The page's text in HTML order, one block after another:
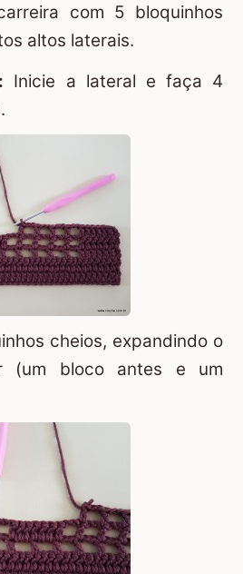
com 5 bloquinhos
altos laterais.
Inicie a lateral e faça 4
cheios, expandindo o
(um bloco antes e um